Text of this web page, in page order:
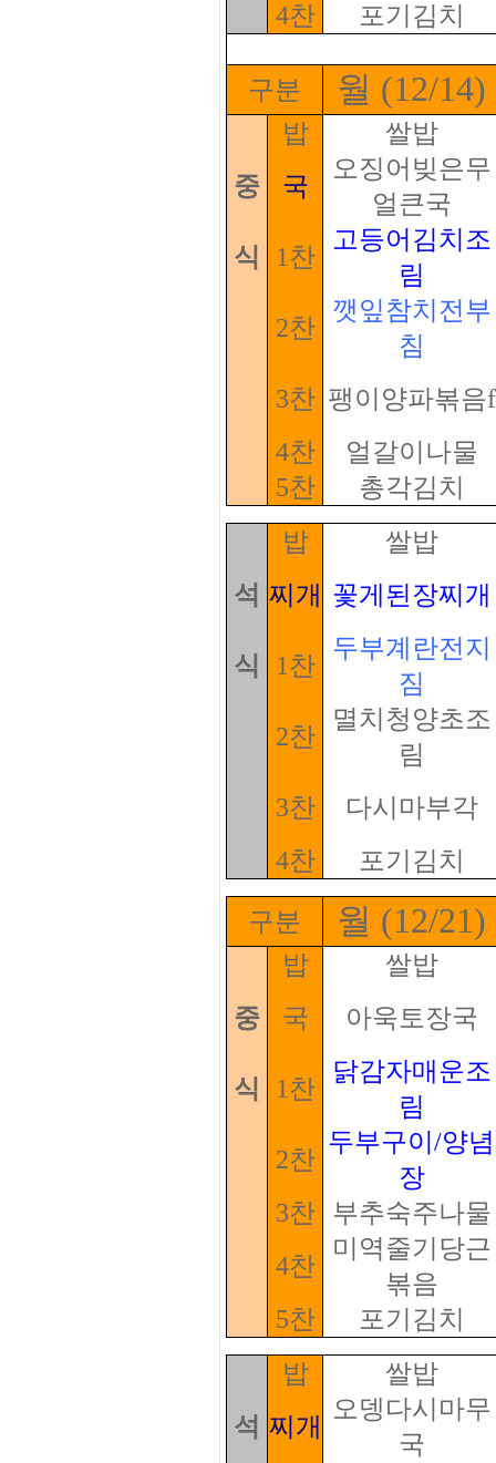
4찬
포기김치
구분 월 (12/14)
밥
쌀밥
중
국
오징어빚은무
얼큰국
식
1찬
고등어김치조
림
2찬
깻잎참치전부
침
3찬 팽이양파볶음f
4찬
얼갈이나물
5찬
총각김치
밥
쌀밥
석 찌개 꽃게된장찌개
식 1찬
두부계란전지
짐
2찬
멸치청양초조
림
3찬
다시마부각
4찬
포기김치
구분 월 (12/21)
밥
쌀밥
중
국 아욱토장국
식 1찬
닭감자매운조
림
2찬
두부구이/양념
장
3찬
부추숙주나물
4찬
미역줄기당근
볶음
5찬
포기김치
밥
쌀밥
석 찌개
오뎅다시마무
국